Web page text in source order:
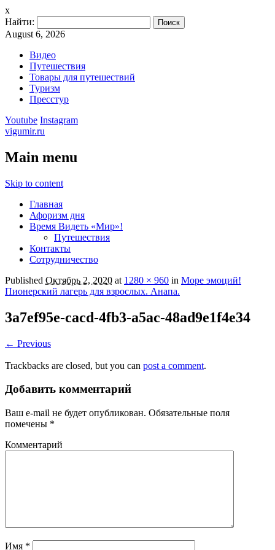
x
Найти:
August 6, 2026
Видео
Путешествия
Товары для путешествий
Туризм
Пресстур
Youtube Instagram
vigumir.ru
Main menu
Skip to content
Главная
Афоризм дня
Время Видеть «Мир»!
Путешествия
Контакты
Сотрудничество
Published Октябрь 2, 2020 at 1280 × 960 in Море эмоций!
Пионерский лагерь для взрослых. Анапа.
3a7ef95e-cacd-4fb3-a5ac-48ad9e1f4e34
← Previous
Trackbacks are closed, but you can post a comment.
Добавить комментарий
Ваш e-mail не будет опубликован. Обязательные поля
помечены *
Комментарий
Имя *